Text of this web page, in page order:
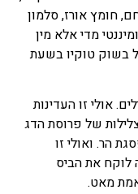
חומץ אורז, סלמון
מדי אלא מין
בשוק טוקיו בשעת
אולי זו העדינות
של פרוסת הדג
הר. ואולי זו
את הביס
מאט.